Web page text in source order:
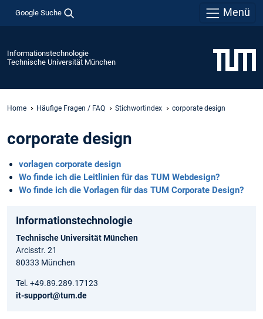
Google Suche Menü
Informationstechnologie
Technische Universität München
Home Häufige Fragen / FAQ Stichwortindex corporate design
corporate design
vorlagen corporate design
Wo finde ich die Leitlinien für das TUM Webdesign?
Wo finde ich die Vorlagen für das TUM Corporate Design?
Informationstechnologie
Technische Universität München
Arcisstr. 21
80333 München
Tel. +49.89.289.17123
it-support@tum.de